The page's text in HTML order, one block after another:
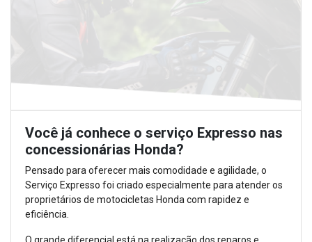
Você já conhece o serviço Expresso nas
concessionárias Honda?
Pensado para oferecer mais comodidade e agilidade, o
Serviço Expresso foi criado especialmente para atender os
proprietários de motocicletas Honda com rapidez e
eficiência.
O grande diferencial está na realização dos reparos e